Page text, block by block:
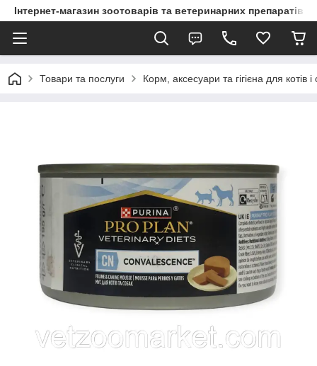
Інтернет-магазин зоотоварів та ветеринарних препаратів
Товари та послуги Корм, аксесуари та гігієна для котів і